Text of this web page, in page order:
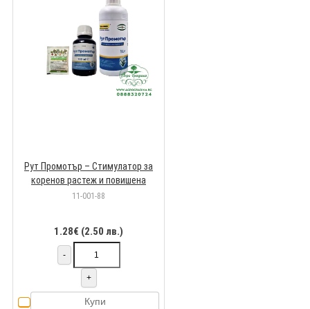
Рут Промотър – Стимулатор за
коренов растеж и повишена
устойчивост на растенията
11-001-88
1.28€ (2.50 лв.)
-
+
Купи